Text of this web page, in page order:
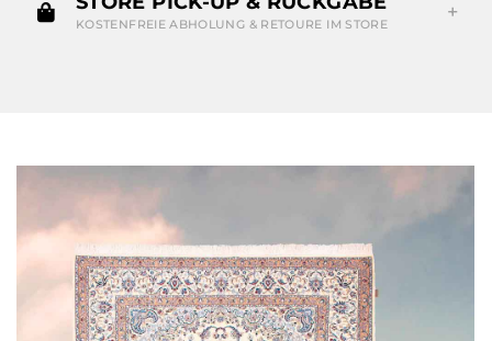
KOSTENFREIE ABHOLUNG & RETOURE IM STORE